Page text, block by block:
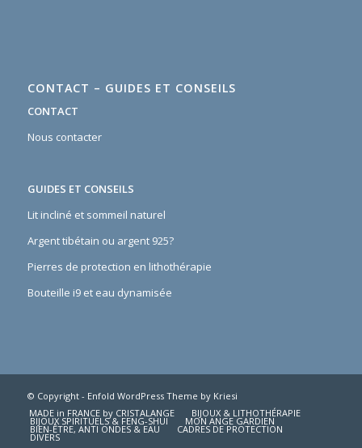
CONTACT – GUIDES ET CONSEILS
CONTACT
Nous contacter
GUIDES ET CONSEILS
Lit incliné et sommeil naturel
Argent tibétain ou argent 925?
Pierres de protection en lithothérapie
Bouteille i9 et eau dynamisée
© Copyright - Enfold WordPress Theme by Kriesi
MADE in FRANCE by CRISTALANGE
BIJOUX & LITHOTHÉRAPIE
BIJOUX SPIRITUELS & FENG-SHUI MON ANGE GARDIEN
BIEN-ÊTRE, ANTI ONDES & EAU CADRES DE PROTECTION
DIVERS